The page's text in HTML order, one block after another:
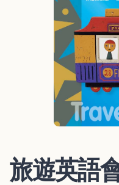
旅遊英語